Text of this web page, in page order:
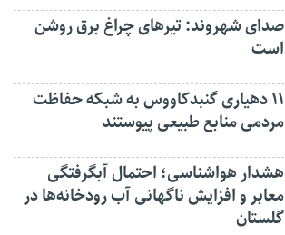
صدای شهروند: تیرهای چراغ برق روشن
است
۱۱ دهیاری گنبدکاووس به شبکه حفاظت
مردمی منابع طبیعی پیوستند
هشدار هواشناسی؛ احتمال آبگرفتگی
معابر و افزایش ناگهانی آب رودخانه‌ها در
گلستان